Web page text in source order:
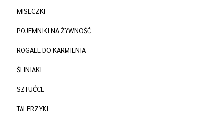
MISECZKI
POJEMNIKI NA ŻYWNOŚĆ
ROGALE DO KARMIENIA
ŚLINIAKI
SZTUĆCE
TALERZYKI